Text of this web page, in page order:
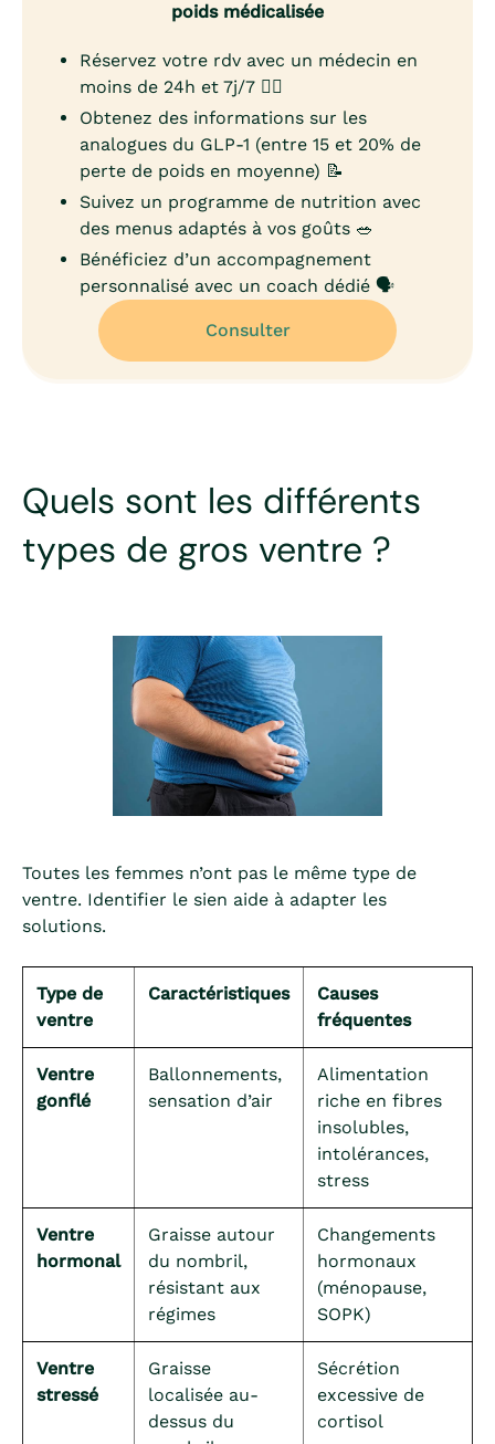
poids médicalisée
Réservez votre rdv avec un médecin en
moins de 24h et 7j/7 👨‍⚕️
Obtenez des informations sur les
analogues du GLP-1 (entre 15 et 20% de
perte de poids en moyenne) 📝
Suivez un programme de nutrition avec
des menus adaptés à vos goûts 🥗
Bénéficiez d’un accompagnement
personnalisé avec un coach dédié 🗣️
Consulter
Quels sont les différents
types de gros ventre ?
Toutes les femmes n’ont pas le même type de
ventre. Identifier le sien aide à adapter les
solutions.
Type de
ventre
Caractéristiques
Causes
fréquentes
Ventre
gonflé
Ballonnements,
sensation d’air
Alimentation
riche en fibres
insolubles,
intolérances,
stress
Ventre
hormonal
Graisse autour
du nombril,
résistant aux
régimes
Changements
hormonaux
(ménopause,
SOPK)
Ventre
stressé
Graisse
localisée au-
dessus du
Sécrétion
excessive de
cortisol